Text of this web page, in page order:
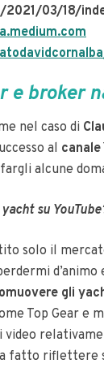
03/18/
e broker
nel caso di
al canale
alcune
su
solo il
gli
Top Gear e
fatto riflettere